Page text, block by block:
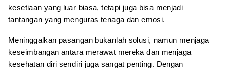
kesetiaan yang luar biasa, tetapi juga bisa menjadi
tantangan yang menguras tenaga dan emosi.
Meninggalkan pasangan bukanlah solusi, namun menjaga
keseimbangan antara merawat mereka dan menjaga
kesehatan diri sendiri juga sangat penting. Dengan